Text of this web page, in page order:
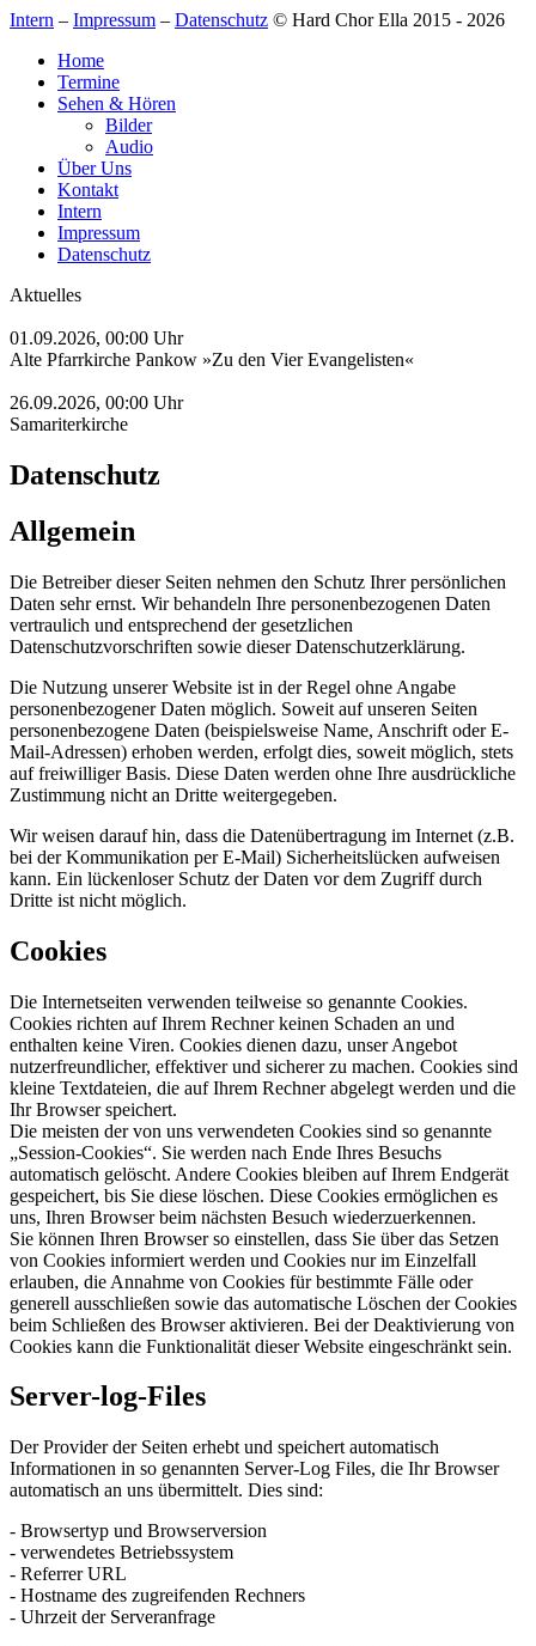
Intern – Impressum – Datenschutz © Hard Chor Ella 2015 - 2026
Home
Termine
Sehen & Hören
Bilder
Audio
Über Uns
Kontakt
Intern
Impressum
Datenschutz
Aktuelles
01.09.2026, 00:00 Uhr
Alte Pfarrkirche Pankow »Zu den Vier Evangelisten«
26.09.2026, 00:00 Uhr
Samariterkirche
Datenschutz
Allgemein
Die Betreiber dieser Seiten nehmen den Schutz Ihrer persönlichen
Daten sehr ernst. Wir behandeln Ihre personenbezogenen Daten
vertraulich und entsprechend der gesetzlichen
Datenschutzvorschriften sowie dieser Datenschutzerklärung.
Die Nutzung unserer Website ist in der Regel ohne Angabe
personenbezogener Daten möglich. Soweit auf unseren Seiten
personenbezogene Daten (beispielsweise Name, Anschrift oder E-
Mail-Adressen) erhoben werden, erfolgt dies, soweit möglich, stets
auf freiwilliger Basis. Diese Daten werden ohne Ihre ausdrückliche
Zustimmung nicht an Dritte weitergegeben.
Wir weisen darauf hin, dass die Datenübertragung im Internet (z.B.
bei der Kommunikation per E-Mail) Sicherheitslücken aufweisen
kann. Ein lückenloser Schutz der Daten vor dem Zugriff durch
Dritte ist nicht möglich.
Cookies
Die Internetseiten verwenden teilweise so genannte Cookies.
Cookies richten auf Ihrem Rechner keinen Schaden an und
enthalten keine Viren. Cookies dienen dazu, unser Angebot
nutzerfreundlicher, effektiver und sicherer zu machen. Cookies sind
kleine Textdateien, die auf Ihrem Rechner abgelegt werden und die
Ihr Browser speichert.
Die meisten der von uns verwendeten Cookies sind so genannte
„Session-Cookies“. Sie werden nach Ende Ihres Besuchs
automatisch gelöscht. Andere Cookies bleiben auf Ihrem Endgerät
gespeichert, bis Sie diese löschen. Diese Cookies ermöglichen es
uns, Ihren Browser beim nächsten Besuch wiederzuerkennen.
Sie können Ihren Browser so einstellen, dass Sie über das Setzen
von Cookies informiert werden und Cookies nur im Einzelfall
erlauben, die Annahme von Cookies für bestimmte Fälle oder
generell ausschließen sowie das automatische Löschen der Cookies
beim Schließen des Browser aktivieren. Bei der Deaktivierung von
Cookies kann die Funktionalität dieser Website eingeschränkt sein.
Server-log-Files
Der Provider der Seiten erhebt und speichert automatisch
Informationen in so genannten Server-Log Files, die Ihr Browser
automatisch an uns übermittelt. Dies sind:
- Browsertyp und Browserversion
- verwendetes Betriebssystem
- Referrer URL
- Hostname des zugreifenden Rechners
- Uhrzeit der Serveranfrage